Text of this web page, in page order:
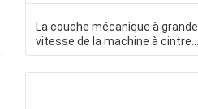
La couche mécanique à grande
vitesse de la machine à cintrer
CNC25REM 1-6 de